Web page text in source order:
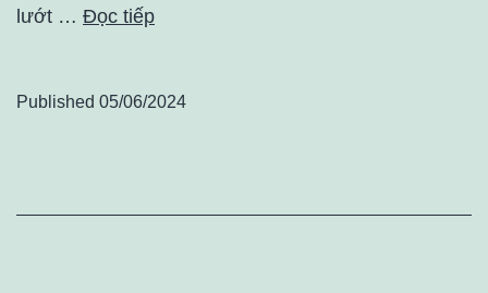
lướt … Đọc tiếp
Published 05/06/2024